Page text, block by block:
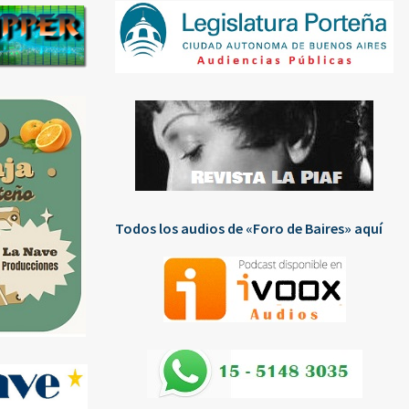
Todos los audios de «Foro de Baires» aquí